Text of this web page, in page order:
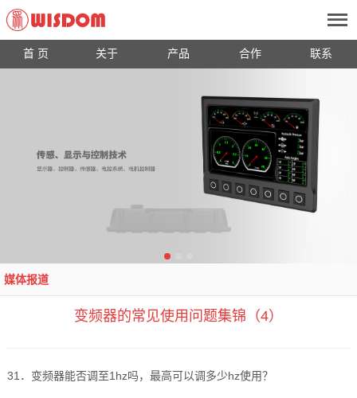
首 页 关于 产品 合作 联系
媒体报道
变频器的常见使用问题集锦（4）
31．变频器能否调至1hz吗，最高可以调多少hz使用？